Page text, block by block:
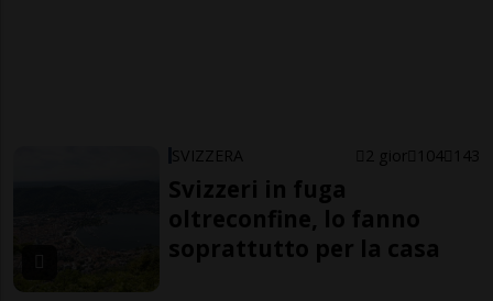
SVIZZERA 2 gior 104 143
Svizzeri in fuga
oltreconfine, lo fanno
soprattutto per la casa